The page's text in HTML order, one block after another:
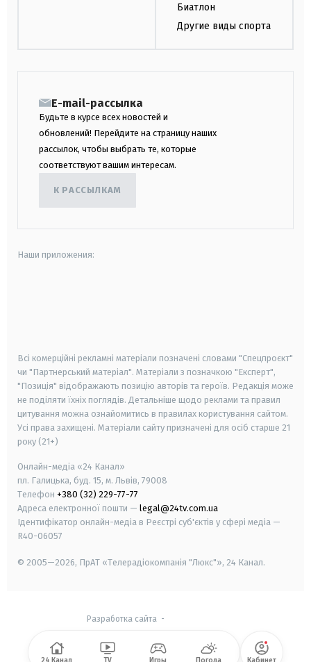
Биатлон
Другие виды спорта
E-mail-рассылка
Будьте в курсе всех новостей и
обновлений! Перейдите на страницу наших
рассылок, чтобы выбрать те, которые
соответствуют вашим интересам.
К РАССЫЛКАМ
Наши приложения:
Всі комерційні рекламні матеріали позначені словами "Спецпроєкт"
чи "Партнерський матеріал". Матеріали з позначкою "Експерт",
"Позиція" відображають позицію авторів та героїв. Редакція може
не поділяти їхніх поглядів. Детальніше щодо реклами та правил
цитування можна ознайомитись в правилах користування сайтом.
Усі права захищені. Матеріали сайту призначені для осіб старше 21
року (21+)
Онлайн-медіа «24 Канал»
пл. Галицька, буд. 15, м. Львів, 79008
Телефон +380 (32) 229-77-77
Адреса електронної пошти — legal@24tv.com.ua
Ідентифікатор онлайн-медіа в Реєстрі суб'єктів у сфері медіа —
R40-06057
© 2005—2026, ПрАТ «Телерадіокомпанія "Люкс"», 24 Канал.
Разработка сайта -
24 Канал TV Игры Погода Кабинет